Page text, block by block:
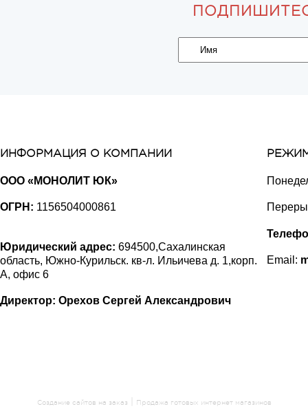
ИНФОРМАЦИЯ О КОМПАНИИ
ООО «МОНОЛИТ ЮК»
ОГРН: 1156504000861
Юридический адрес: 694500,Сахалинская
область, Южно-Курильск. кв-л. Ильичева д. 1,корп.
А, офис 6
Директор: Орехов Сергей Александрович
Email:
Создание сайтов на заказ Продажа готовых интернет магазинов